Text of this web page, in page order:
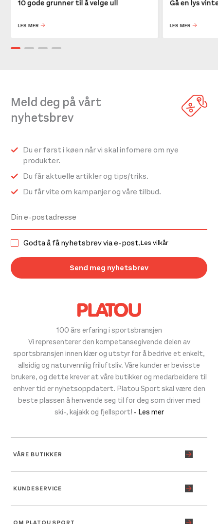
10 gode grunner til å velge ull
LES MER
Gå en lys
LES MER
100 års erfaring i sportsbransjen
Vi representerer den kompetansegivende delen av
sportsbransjen innen klær og utstyr for å bedrive et enkelt,
allsidig og naturvennlig friluftsliv. Våre kunder er bevisste
brukere, og dette krever at våre butikker og medarbeidere til
enhver tid er nyhetsoppdatert. Platou Sport skal være den
beste plassen å henvende seg til for deg som driver med
ski-, kajakk og fjellsport! - Les mer
VÅRE BUTIKKER
KUNDESERVICE
OM PLATOU SPORT
Meld deg på vårt
nyhetsbrev
Du er først i køen når vi skal infomere om nye
produkter.
Du får aktuelle artikler og tips/triks.
Du får vite om kampanjer og våre tilbud.
Godta å få nyhetsbrev via e-post.Les vilkår